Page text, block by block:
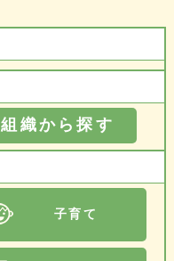
組織から探す
子育て